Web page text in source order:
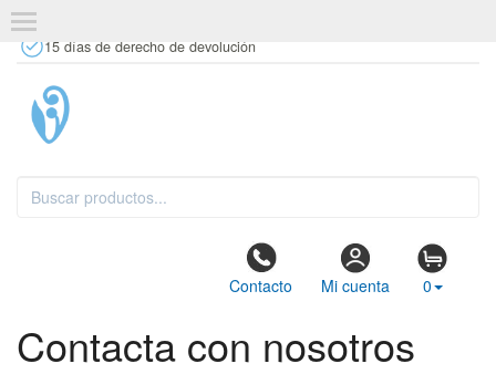
15 días de derecho de devolución
Contacto Mi cuenta 0
Contacta con nosotros